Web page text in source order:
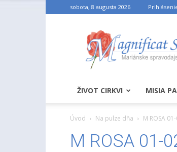
sobota, 8 augusta 2026
ŽIVOT CIRKVI MISIA
Úvod Na pulze dňa M ROSA
M ROSA 01-